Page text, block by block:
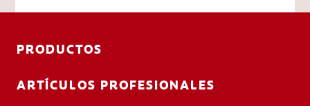
PRODUCTOS
ARTÍCULOS PROFESIONALES